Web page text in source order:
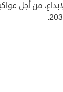
من أجل